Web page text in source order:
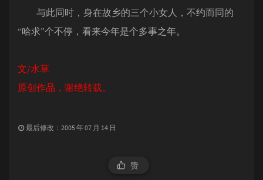
与此同时，身在故乡的三个小女人，不约而同的
“哈求”个不停，看来今年是个多事之年。
文/水草
原创作品，谢绝转载。
最后修改：2005 年 07 月 14 日
赞